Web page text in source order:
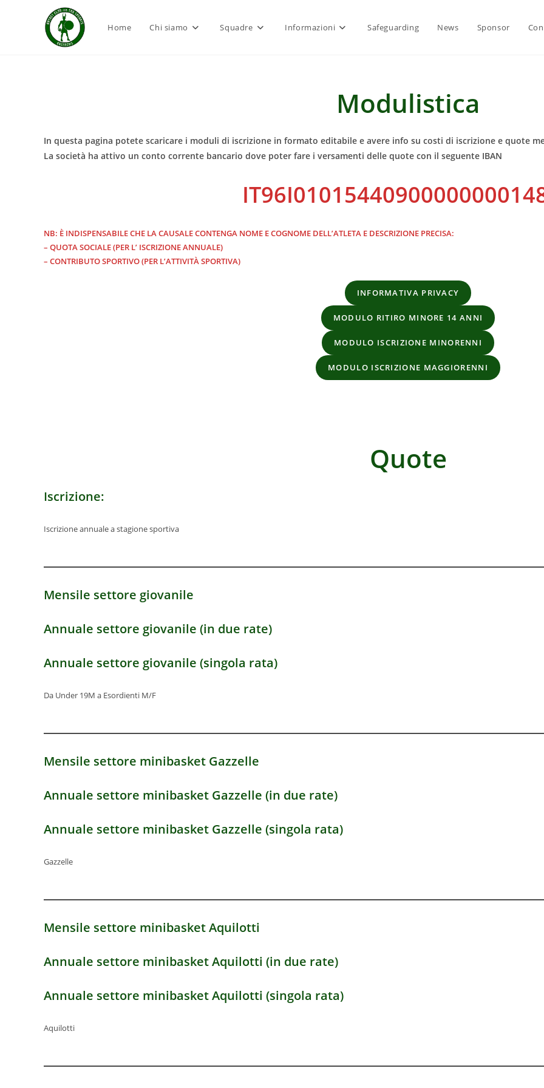
Home Chi siamo Squadre Informazioni Safeguarding News Sponsor
Modulistica
In questa pagina potete scaricare i moduli di iscrizione in formato editabile e avere info su costi di iscrizione e quote
La società ha attivo un conto corrente bancario dove poter fare i versamenti delle quote con il seguente IBAN
NB: È INDISPENSABILE CHE LA CAUSALE CONTENGA NOME E COGNOME DELL’ATLETA E DESCRIZIONE PRECISA:
– QUOTA SOCIALE (PER L’ ISCRIZIONE ANNUALE)
– CONTRIBUTO SPORTIVO (PER L’ATTIVITÀ SPORTIVA)
INFORMATIVA PRIVACY
MODULO RITIRO MINORE 14 ANNI
MODULO ISCRIZIONE MINORENNI
MODULO ISCRIZIONE MAGGIORENNI
Quote
Iscrizione:
Iscrizione annuale a stagione sportiva
Mensile settore giovanile
Annuale settore giovanile (in due rate)
Annuale settore giovanile (singola rata)
Da Under 19M a Esordienti M/F
Mensile settore minibasket Gazzelle
Annuale settore minibasket Gazzelle (in due rate)
Annuale settore minibasket Gazzelle (singola rata)
Gazzelle
Mensile settore minibasketAquilotti
Annuale settore minibasketAquilotti (in due rate)
Annuale settore minibasketAquilotti (singola rata)
Aquilotti